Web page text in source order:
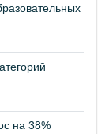
на 38%